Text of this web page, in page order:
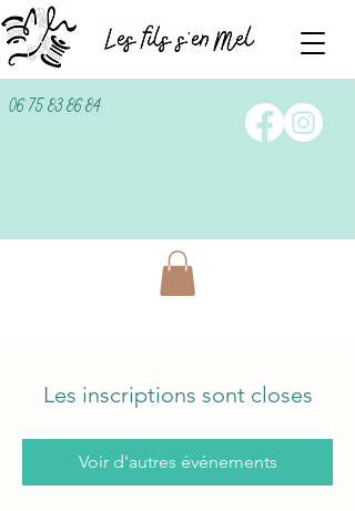
06 75 83 86 84
Les inscriptions sont closes
Voir d'autres événements